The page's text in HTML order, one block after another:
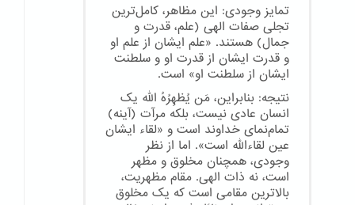
تمایز وجودی: این مظاهر، کامل‌ترین
تجلی صفات الهی (علم، قدرت و
جمال) هستند. «علم ایشان از علم او
و قدرت ایشان از قدرت او و سلطنت
ایشان از سلطنت او» است.
نتیجه: بنابراین، مَن یُظهِرُهُ الله یک
انسان عادی نیست، بلکه مرآت (آینه)
تمام‌نمای خداوند است و «لقاء ایشان
عین لقاءالله است». اما از نظر
وجودی، همچنان مخلوق و مظهر
است، نه ذات الهی. مقام مظهریت،
بالاترین مقامی است که یک مخلوق